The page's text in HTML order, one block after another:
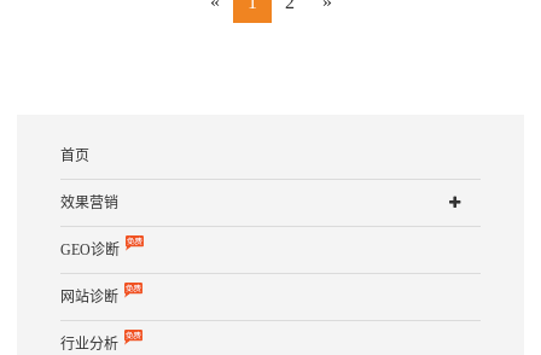
首页
效果营销
GEO诊断
网站诊断
行业分析